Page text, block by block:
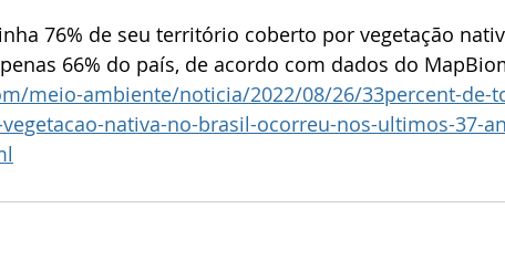
76% de seu território coberto por vegetação
66% do país, de acordo com dados do
meio-ambiente/noticia/2022/08/26/33percent-de-
nativa-no-brasil-ocorreu-nos-ultimos-37-